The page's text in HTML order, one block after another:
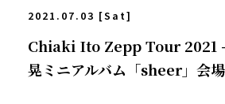
2021.07.03 [Sat]
Chiaki Ito Zepp Tour 2021
晃ミニアルバム「sheer」会